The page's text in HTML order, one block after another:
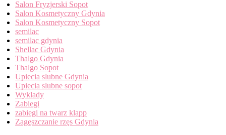
Salon Fryzjerski Sopot
Salon Kosmetyczny Gdynia
Salon Kosmetyczny Sopot
semilac
semilac gdynia
Shellac Gdynia
Thalgo Gdynia
Thalgo Sopot
Upiecia slubne Gdynia
Upiecia slubne sopot
Wyklady
Zabiegi
zabiegi na twarz klapp
Zagęszczanie rzęs Gdynia